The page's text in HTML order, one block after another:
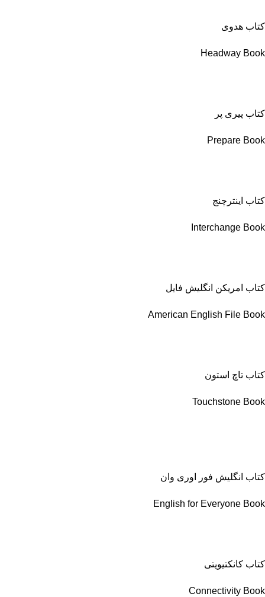
کتاب هدوی
Headway Book
کتاب پیری پر
Prepare Book
کتاب اینترچنج
Interchange Book
کتاب امریکن انگلیش فایل
American English File Book
کتاب تاچ استون
Touchstone Book
کتاب انگلیش فور اوری وان
English for Everyone Book
کتاب کانکتیویتی
Connectivity Book